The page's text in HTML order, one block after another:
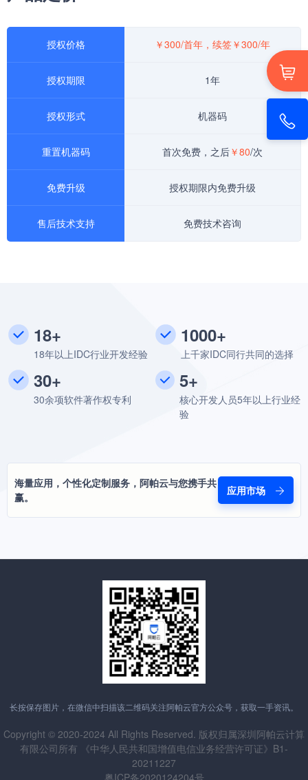
授权价格 ￥300/首年， 续签￥300/年
授权期限 1年
授权形式 机器码
重置机器码 首次免费，之后￥80/次
免费升级 授权期限内免费升级
售后技术支持 免费技术咨询
18+
18年以上IDC行业开发经验
1000+
上千家IDC同行共同的选择
30+
30余项软件著作权专利
5+
核心开发人员5年以上行业经
验
海量应用，个性化定制服务，阿帕云与您携手共
赢。
应用市场
长按保存图片，在微信中扫描该二维码关注阿帕云官方公众号，获取一手资讯。
Copyright © 2020-2024 All Rights Reserved. 版权归属深圳阿帕云计算
有限公司所有 《中华人民共和国增值电信业务经营许可证》B1-
20211227
粤ICP备2020124204号